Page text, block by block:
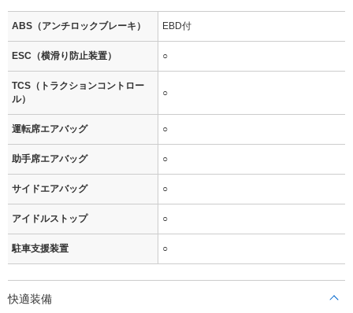
ABS（アンチロックブレーキ） EBD付
ESC（横滑り防止装置） ○
TCS（トラクションコントロー
ル）
○
運転席エアバッグ ○
助手席エアバッグ ○
サイドエアバッグ ○
アイドルストップ ○
駐車支援装置 ○
快適装備